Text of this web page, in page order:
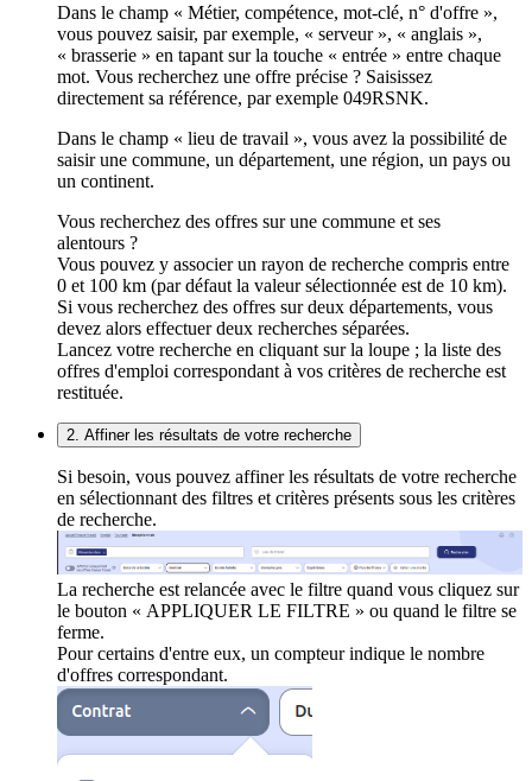
Dans le champ « Métier, compétence, mot-clé, n° d'offre »,
vous pouvez saisir, par exemple, « serveur », « anglais »,
« brasserie » en tapant sur la touche « entrée » entre chaque
mot. Vous recherchez une offre précise ? Saisissez
directement sa référence, par exemple 049RSNK.
Dans le champ « lieu de travail », vous avez la possibilité de
saisir une commune, un département, une région, un pays ou
un continent.
Vous recherchez des offres sur une commune et ses
alentours ?
Vous pouvez y associer un rayon de recherche compris entre
0 et 100 km (par défaut la valeur sélectionnée est de 10 km).
Si vous recherchez des offres sur deux départements, vous
devez alors effectuer deux recherches séparées.
Lancez votre recherche en cliquant sur la loupe ; la liste des
offres d'emploi correspondant à vos critères de recherche est
restituée.
2. Affiner les résultats de votre recherche
Si besoin, vous pouvez affiner les résultats de votre recherche
en sélectionnant des filtres et critères présents sous les critères
de recherche.
La recherche est relancée avec le filtre quand vous cliquez sur
le bouton « APPLIQUER LE FILTRE » ou quand le filtre se
ferme.
Pour certains d'entre eux, un compteur indique le nombre
d'offres correspondant.